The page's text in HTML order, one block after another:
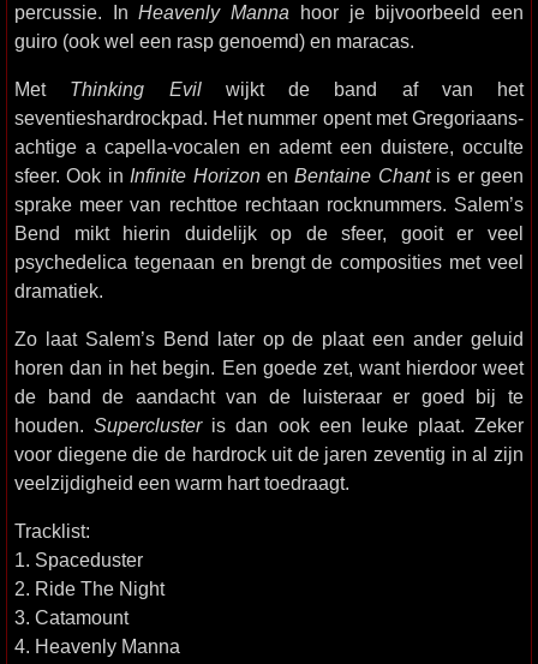
percussie. InHeavenly Manna hoor je bijvoorbeeld een
guiro (ook wel een rasp genoemd) en maracas.
Met Thinking Evilwijkt de band af van het
seventieshardrockpad. Het nummer opent met Gregoriaans-
achtige a capella-vocalen en ademt een duistere, occulte
sfeer. Ook in Infinite HorizonenBentaine Chantis er geen
sprake meer van rechttoe rechtaan rocknummers. Salem’s
Bend mikt hierin duidelijk op de sfeer, gooit er veel
psychedelica tegenaan en brengt de composities met veel
dramatiek.
Zo laat Salem’s Bend later op de plaat een ander geluid
horen dan in het begin. Een goede zet, want hierdoor weet
de band de aandacht van de luisteraar er goed bij te
houden.Superclusteris dan ook een leuke plaat. Zeker
voor diegene die de hardrock uit de jaren zeventig in al zijn
veelzijdigheid een warm hart toedraagt.
Tracklist:
1. Spaceduster
2. Ride The Night
3. Catamount
4. Heavenly Manna